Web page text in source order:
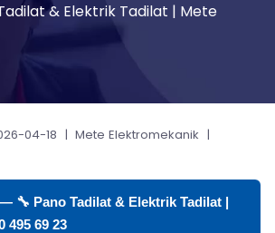
& Elektrik Tadilat | Mete
04-18 | Mete Elektromekanik |
🔧 Pano Tadilat & Elektrik Tadilat |
495 69 23